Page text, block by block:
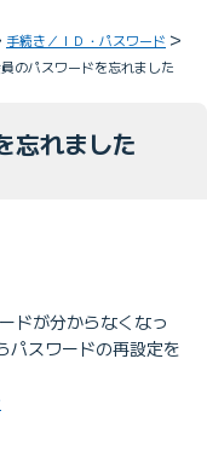
手続き／ＩＤ・パスワード
のパスワードを忘れました
忘れました
ドが分からなくなっ
パスワードの再設定を